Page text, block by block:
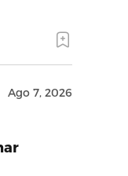
Ago 7, 2026